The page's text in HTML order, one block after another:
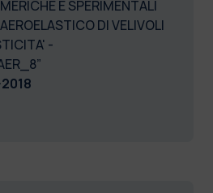
E SPERIMENTALI
DI VELIVOLI
-